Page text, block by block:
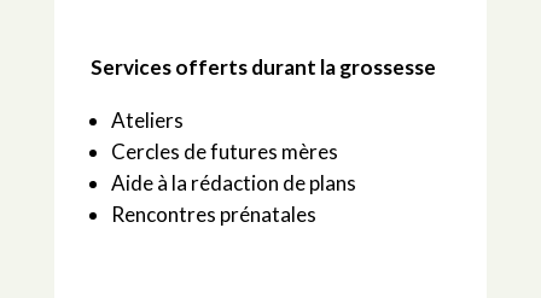
Services offerts durant la grossesse
Ateliers
Cercles de futures mères
Aide à la rédaction de plans
Rencontres prénatales